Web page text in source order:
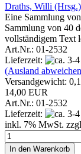
Draths, Willi
Eine Sammlung
Sammlung von 40
vollständigem Text
Art.Nr.: 01-2532
Lieferzeit:
(Ausland
Versandgewicht:
14,00 EUR
Art.Nr.: 01-2532
Lieferzeit:
inkl. 7% MwSt.
In den Warenkorb